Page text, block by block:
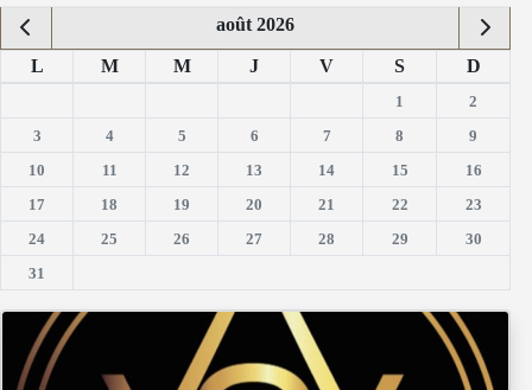
août 2026
L M M J V S D
1
2
3
4 5 6 7 8
9
10
11 12 13 14 15
16
17
18 19 20 21 22
23
24
25 26 27 28 29
30
31